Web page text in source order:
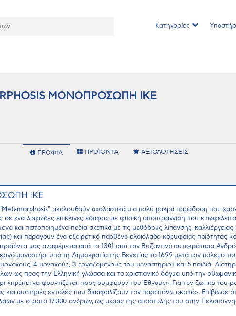
Κατηγορίες
ΜΟΝΟΠΡΟΣΩΠΗ ΙΚΕ
ΠΡΟΦΙΛ ΠΡΟΪΟΝΤΑ ΑΞΙΟΛΟΓΗΣΕΙΣ
ΙΚΕ
ακολουθούν σχολαστικά μια πολύ μακρά παράδοση που
ένα λοφώδες επικλινές έδαφος με φυσική αποστράγγιση που
και πιστοποιημένα πεδία σχετικά με τις μεθόδους λίπανσης,
και παράγουν ένα εξαιρετικό παρθένο ελαιόλαδο κορυφαίας ποιότητας
μας αναφέρεται από το 1301 από τον Βυζαντινό αυτοκράτορα
μοναστήρι υπό τη Δημοκρατία της Βενετίας το 1699 μετά τον πόλεμο
4 μοναχούς, 3 εργαζομένους του μοναστηριού και 5 παιδιά.
ως προς την Ελληνική γλώσσα και το χριστιανικό δόγμα υπό την
«πρέπει να φροντίζεται, προς συμφέρον του Έθνους». Για τον ζωτικό του
και αυστηρές εντολές που διασφαλίζουν τον παραπάνω σκοπό». Επιβίωσε
με στρατό 17.000 ανδρών, ως μέρος της αποστολής του στην